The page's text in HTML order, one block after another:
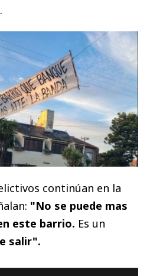
continúan en la
"No se puede mas
este barrio. Es un
salir".